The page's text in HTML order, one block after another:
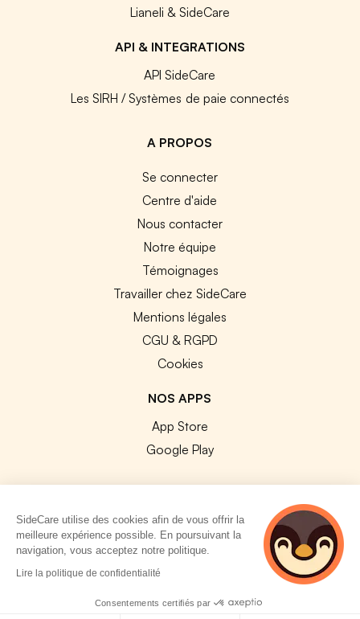
Lianeli & SideCare
API & INTEGRATIONS
API SideCare
Les SIRH / Systèmes de paie connectés
A PROPOS
Se connecter
Centre d'aide
Nous contacter
Notre équipe
Témoignages
Travailler chez SideCare
Mentions légales
CGU & RGPD
Cookies
NOS APPS
App Store
Google Play
© 2026 SideCare. Tous droits réservés.
SideCare utilise des cookies afin de vous offrir la
meilleure expérience possible. En poursuivant la
navigation, vous acceptez notre politique.
Lire la politique de confidentialité
Consentements certifiés par
3 personnes
consultent
actuellement cette